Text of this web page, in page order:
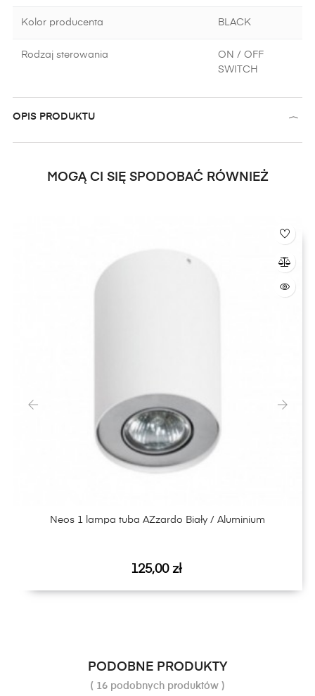
Kolor producenta BLACK
Rodzaj sterowania
ON / OFF
SWITCH
OPIS PRODUKTU
MOGĄ CI SIĘ SPODOBAĆ RÓWNIEŻ
Neos 1 lampa tuba AZzardo Biały / Aluminium
Cena
125,00 zł
PODOBNE PRODUKTY
( 16 podobnych produktów )